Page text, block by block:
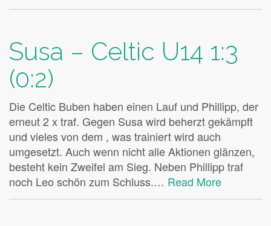
Susa – Celtic U14 1:3
(0:2)
Die Celtic Buben haben einen Lauf und Phillipp, der
erneut 2 x traf. Gegen Susa wird beherzt gekämpft
und vieles von dem , was trainiert wird auch
umgesetzt. Auch wenn nicht alle Aktionen glänzen,
besteht kein Zweifel am Sieg. Neben Phillipp traf
noch Leo schön zum Schluss.… Read More